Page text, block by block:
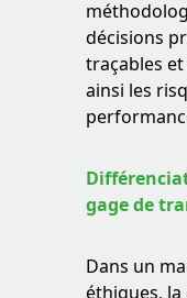
décisions
traçables
ainsi les
gage de
Dans un
éthiques,